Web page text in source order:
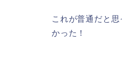
これが普通だと
かった！